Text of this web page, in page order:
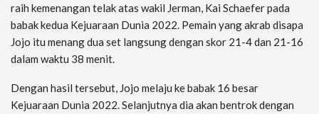
raih kemenangan telak atas wakil Jerman, Kai Schaefer pada
babak kedua Kejuaraan Dunia 2022. Pemain yang akrab disapa
Jojo itu menang dua set langsung dengan skor 21-4 dan 21-16
dalam waktu 38 menit.
Dengan hasil tersebut, Jojo melaju ke babak 16 besar
Kejuaraan Dunia 2022. Selanjutnya dia akan bentrok dengan